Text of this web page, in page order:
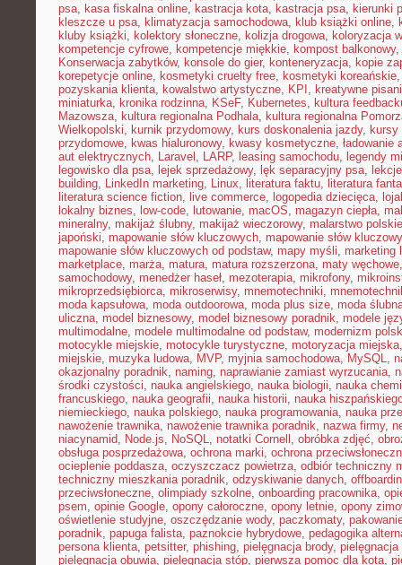
psa, kasa fiskalna online, kastracja kota, kastracja psa, kierunki
kleszcze u psa, klimatyzacja samochodowa, klub książki online,
kluby książki, kolektory słoneczne, kolizja drogowa, koloryzacja
kompetencje cyfrowe, kompetencje miękkie, kompost balkonowy,
Konserwacja zabytków, konsole do gier, konteneryzacja, kopie
korepetycje online, kosmetyki cruelty free, kosmetyki koreańskie
pozyskania klienta, kowalstwo artystyczne, KPI , kreatywne
miniaturka, kronika rodzinna, KSeF, Kubernetes, kultura
Mazowsza, kultura regionalna Podhala, kultura regionalna
Wielkopolski, kurnik przydomowy, kurs doskonalenia jazdy, kursy
przydomowe, kwas hialuronowy, kwasy kosmetyczne, ładowanie
aut elektrycznych, Laravel , LARP, leasing samochodu, legendy
legowisko dla psa, lejek sprzedażowy, lęk separacyjny psa,
building, LinkedIn marketing, Linux, literatura faktu, literatura
literatura science fiction, live commerce, logopedia dziecięca,
lokalny biznes, low-code, lutowanie, macOS, magazyn ciepła,
mineralny, makijaż ślubny, makijaż wieczorowy, malarstwo polskie
japoński, mapowanie słów kluczowych, mapowanie słów
mapowanie słów kluczowych od podstaw, mapy myśli, marketing
marketplace, marża, matura, matura rozszerzona, maty węchowe
samochodowy, menedżer haseł, mezoterapia, mikrofony,
mikroprzedsiębiorca, mikroserwisy, mnemotechniki,
moda kapsułowa, moda outdoorowa, moda plus size, moda
uliczna, model biznesowy, model biznesowy poradnik, modele
multimodalne, modele multimodalne od podstaw, modernizm
motocykle miejskie, motocykle turystyczne, motoryzacja miejska
miejskie, muzyka ludowa, MVP, myjnia samochodowa, MySQL,
okazjonalny poradnik, naming, naprawianie zamiast wyrzucania,
środki czystości, nauka angielskiego, nauka biologii, nauka
francuskiego, nauka geografii, nauka historii, nauka
niemieckiego, nauka polskiego, nauka programowania, nauka
nawożenie trawnika, nawożenie trawnika poradnik, nazwa firmy,
niacynamid, Node.js, NoSQL, notatki Cornell , obróbka zdjęć,
obsługa posprzedażowa, ochrona marki, ochrona
ocieplenie poddasza, oczyszczacz powietrza, odbiór techniczny
techniczny mieszkania poradnik, odzyskiwanie danych,
przeciwsłoneczne, olimpiady szkolne, onboarding pracownika,
psem, opinie Google, opony całoroczne, opony letnie, opony
oświetlenie studyjne, oszczędzanie wody, paczkomaty,
poradnik, papuga falista, paznokcie hybrydowe, pedagogika
persona klienta, petsitter, phishing, pielęgnacja brody, pielęgnacja
pielęgnacja obuwia, pielęgnacja stóp, pierwsza pomoc dla kota,